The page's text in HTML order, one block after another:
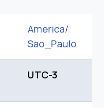
America/
Sao_Paulo
UTC-3